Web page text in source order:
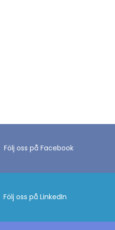
Följ oss på Facebook
Följ oss på LinkedIn